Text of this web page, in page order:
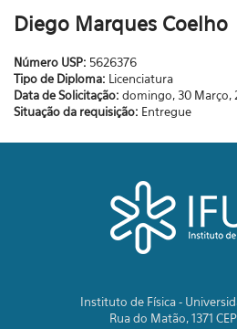
Diego Marques Coelho
Número USP: 5626376
Tipo de Diploma: Licenciatura
Data de Solicitação: domingo, 30 Março,
Situação da requisição: Entregue
Instituto de Física -
Rua do Matão, 1371